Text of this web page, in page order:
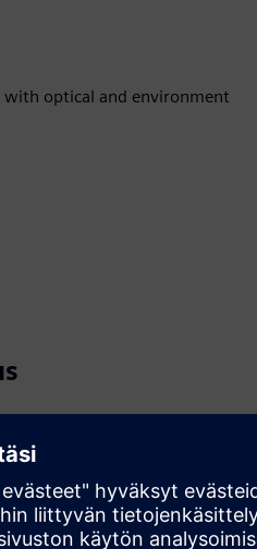
optical and environment
Xcelerator -tuotetta tai -
tuotteen tai luo uuden
Siemens Xcelerator -